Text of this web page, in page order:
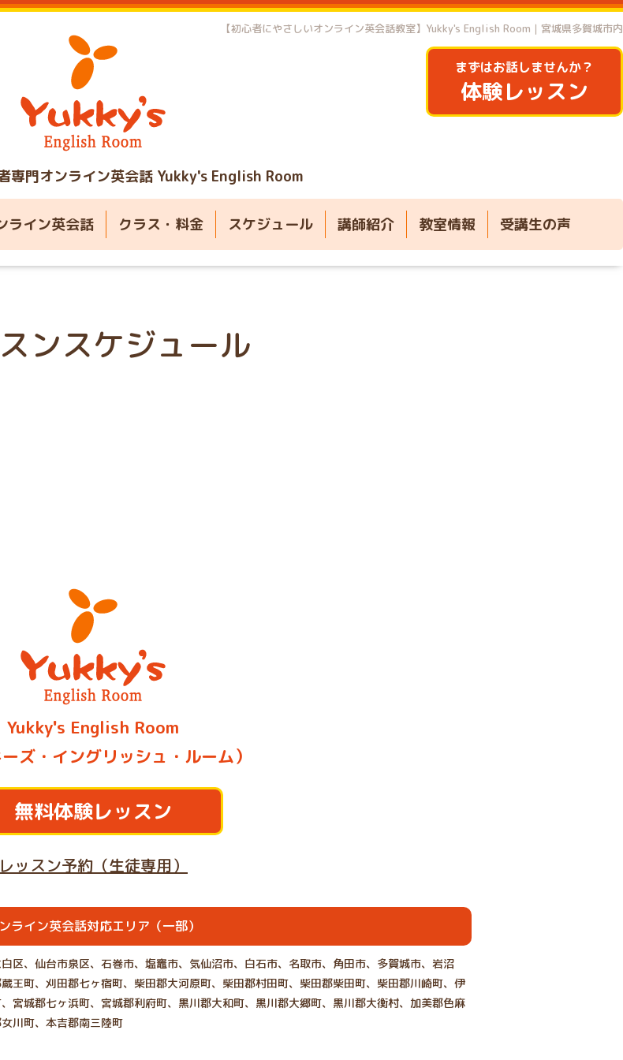
専門オンライン英会話 Yukky's English Room
【初心者にやさしいオンライン英会話教室】Yukky's English Room｜宮城県多賀城市内
まずはお話しませんか？
体験レッスン
ライン英会話 クラス・料金 スケジュール 講師紹介 教室情報 受講生の声
ンスケジュール
Yukky's English Room
ーズ・イングリッシュ・ルーム）
無料体験レッスン
レッスン予約（生徒専用）
ライン英会話対応エリア（一部）
区、仙台市泉区、石巻市、塩竈市、気仙沼市、白石市、名取市、角田市、多賀城市、岩沼
王町、刈田郡七ヶ宿町、柴田郡大河原町、柴田郡村田町、柴田郡柴田町、柴田郡川崎町、伊
宮城郡七ヶ浜町、宮城郡利府町、黒川郡大和町、黒川郡大郷町、黒川郡大衡村、加美郡色麻
川町、本吉郡南三陸町